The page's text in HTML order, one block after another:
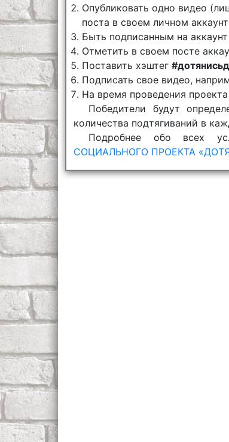
Опубликовать одно видео
поста в своем личном
Быть подписанным на
Отметить в своем посте
Поставить хэштег
Подписать свое видео,
На время проведения
Победители будут
количества подтягиваний в
Подробнее обо всех
СОЦИАЛЬНОГО ПРОЕКТА